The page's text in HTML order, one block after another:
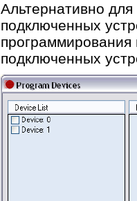
Альтернативно
подключенных
программирования
подключенных